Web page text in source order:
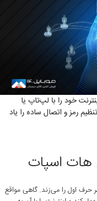
خود را با لپ‌تاپ یا
رمز و اتصال ساده را یاد
اسپات
اول را می‌زند. گاهی مواقع